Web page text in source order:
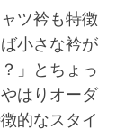
ツ衿も特徴
小さな衿が
」とちょっ
はりオーダ
的なスタイ